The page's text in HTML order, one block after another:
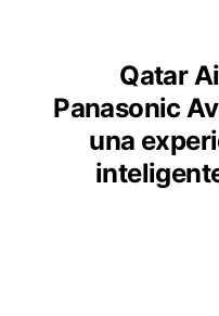
Qatar
Panasonic
una